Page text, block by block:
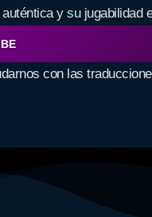
y su jugabilidad
con las